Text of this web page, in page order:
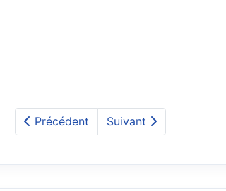
Précédent Suivant